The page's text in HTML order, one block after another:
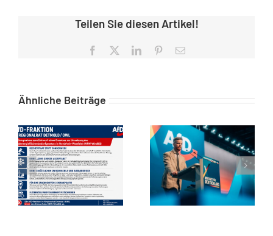
Teilen Sie diesen Artikel!
Facebook LinkedInPinterest
E-
Ähnliche Beiträge